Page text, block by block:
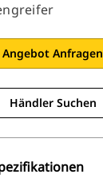
Angebot Anfragen
Händler Suchen